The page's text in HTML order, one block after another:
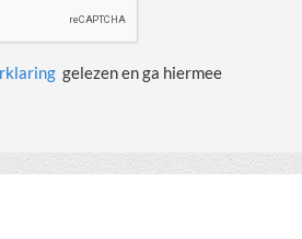
gelezen en ga hiermee